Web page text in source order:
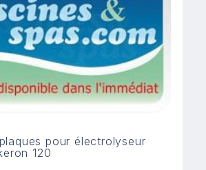
pour électrolyseur
120